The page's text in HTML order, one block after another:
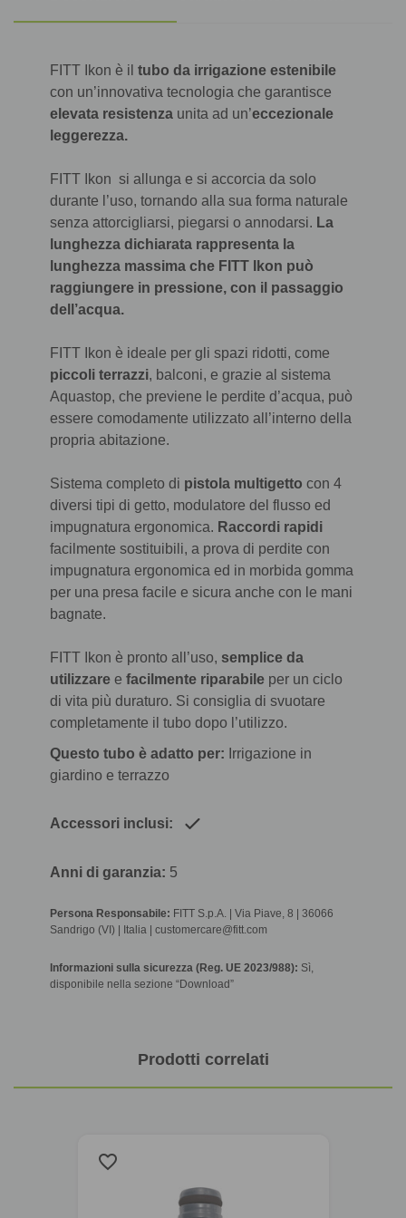
FITT Ikon è il tubo da irrigazione estenibile
con un’innovativa tecnologia che garantisce
elevata resistenza unita ad un’eccezionale
leggerezza.
FITT Ikon si allunga e si accorcia da solo
durante l’uso, tornando alla sua forma naturale
senza attorcigliarsi, piegarsi o annodarsi. La
lunghezza dichiarata rappresenta la
lunghezza massima che FITT Ikon può
raggiungere in pressione, con il passaggio
dell’acqua.
FITT Ikon è ideale per gli spazi ridotti, come
piccoli terrazzi, balconi, e grazie al sistema
Aquastop, che previene le perdite d’acqua, può
essere comodamente utilizzato all’interno della
propria abitazione.
Sistema completo di pistola multigetto con 4
diversi tipi di getto, modulatore del flusso ed
impugnatura ergonomica. Raccordi rapidi
facilmente sostituibili, a prova di perdite con
impugnatura ergonomica ed in morbida gomma
per una presa facile e sicura anche con le mani
bagnate.
FITT Ikon è pronto all’uso, semplice da
utilizzare e facilmente riparabile per un ciclo
di vita più duraturo. Si consiglia di svuotare
completamente il tubo dopo l’utilizzo.
Questo tubo è adatto per: Irrigazione in
giardino e terrazzo
Accessori inclusi:
Anni di garanzia: 5
Persona Responsabile: FITT S.p.A. | Via Piave, 8 | 36066
Sandrigo (VI) | Italia | customercare@fitt.com
Informazioni sulla sicurezza (Reg. UE 2023/988): Sì,
disponibile nella sezione “Download”
Prodotti correlati
favorite_border